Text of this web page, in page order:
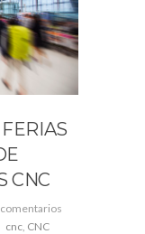
CNC
comentarios
cnc CNC